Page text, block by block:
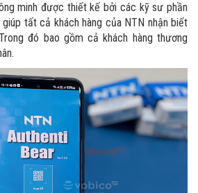
minh được thiết kế bởi các kỹ sư phần
tất cả khách hàng của NTN nhận biết
đó bao gồm cả khách hàng thương